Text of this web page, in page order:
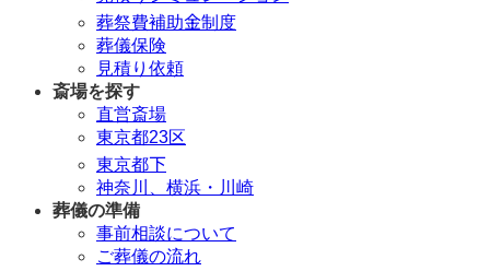
葬祭費補助金制度
葬儀保険
見積り依頼
斎場を探す
直営斎場
東京都23区
東京都下
神奈川、横浜・川崎
葬儀の準備
事前相談について
ご葬儀の流れ